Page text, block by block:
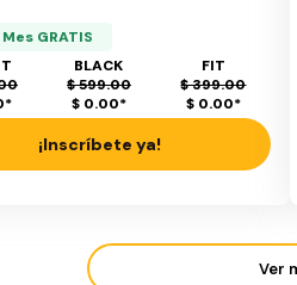
GRATIS
*
BLACK
$ 599.00
$ 0.00*
FIT
$ 399.00
$ 0.00*
¡Inscríbete ya!
Ver